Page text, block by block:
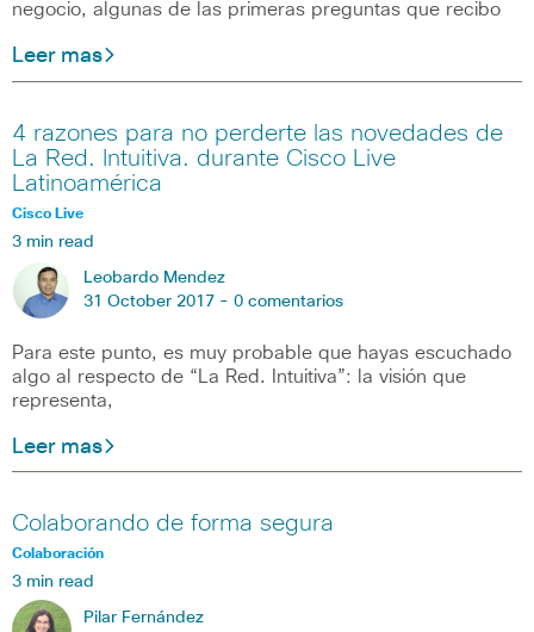
negocio, algunas de las primeras preguntas que recibo
Leer mas
4 razones para no perderte las novedades de
La Red. Intuitiva. durante Cisco Live
Latinoamérica
Cisco Live
3 min read
Leobardo Mendez
31 October 2017 - 0 comentarios
Para este punto, es muy probable que hayas escuchado
algo al respecto de “La Red. Intuitiva”: la visión que
representa,
Leer mas
Colaborando de forma segura
Colaboración
3 min read
Pilar Fernández